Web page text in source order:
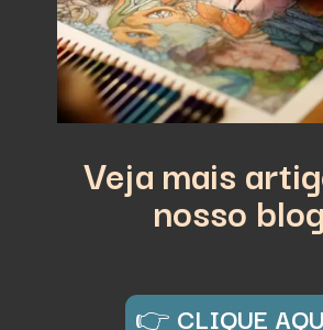
Veja mais
nosso
👉 CLIQUE